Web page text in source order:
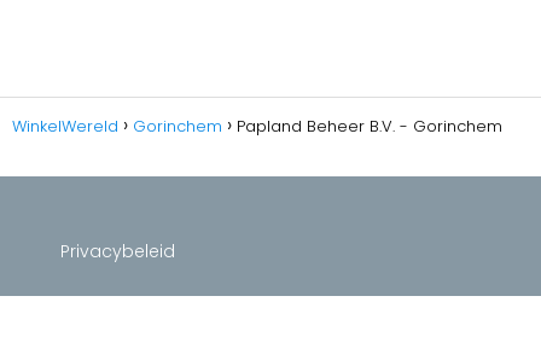
WinkelWereld Gorinchem Papland Beheer B.V. - Gorinchem
Privacybeleid